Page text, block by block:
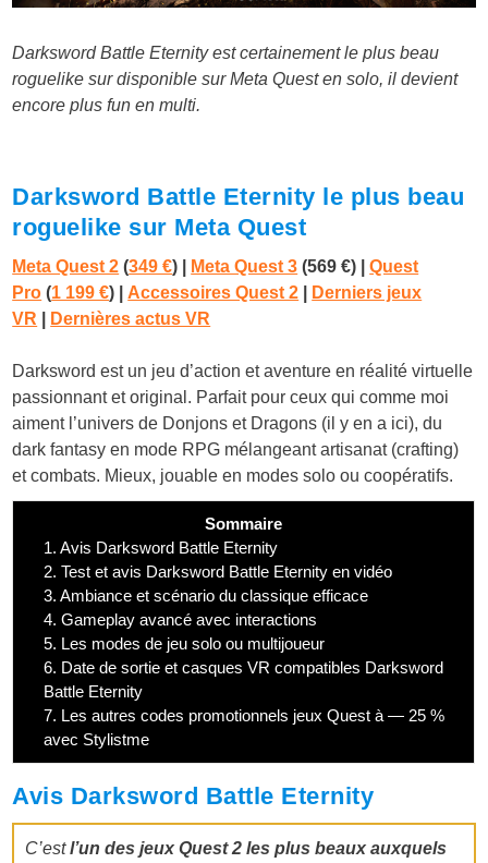
Darksword Battle Eternity est certainement le plus beau
roguelike sur disponible sur Meta Quest en solo, il devient
encore plus fun en multi.
Darksword Battle Eternity le plus beau
roguelike sur Meta Quest
Meta Quest 2 (349 €) Meta Quest 3 (569 €) |Quest
Pro (1 199 €) | Accessoires Quest 2
Derniers jeux
VR
Dernières actus VR
Darksword est un jeu d’action et aventure en réalité virtuelle
passionnant et original. Parfait pour ceux qui comme moi
aiment l’univers de Donjons et Dragons (il y en a ici), du
dark fantasy en mode RPG mélangeant artisanat (crafting)
et combats. Mieux, jouable en modes solo ou coopératifs.
Sommaire
1. Avis Darksword Battle Eternity
2. Test et avis Darksword Battle Eternity en vidéo
3. Ambiance et scénario du classique efficace
4. Gameplay avancé avec interactions
5. Les modes de jeu solo ou multijoueur
6. Date de sortie et casques VR compatibles Darksword
Battle Eternity
7. Les autres codes promotionnels jeux Quest à — 25 %
avec Stylistme
Avis Darksword Battle Eternity
C’estl’un des jeux Quest 2 les plus beaux auxquels